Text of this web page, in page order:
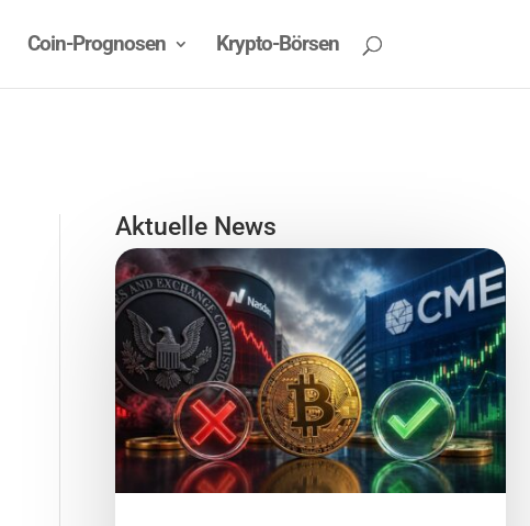
Coin-Prognosen Krypto-Börsen
Aktuelle News